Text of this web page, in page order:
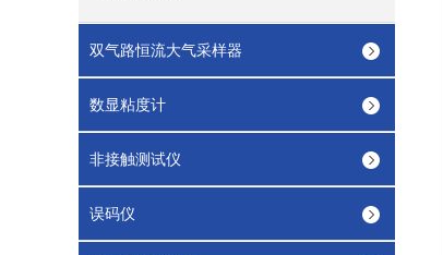
双气路恒流大气采样器
数显粘度计
非接触测试仪
误码仪